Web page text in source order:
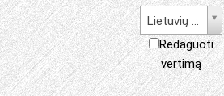
Lietuvių kalba
Redaguoti
vertimą